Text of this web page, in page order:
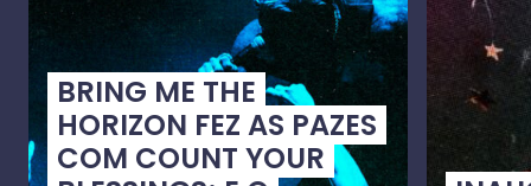
BRING ME THE
HORIZON FEZ AS PAZES
COM COUNT YOUR